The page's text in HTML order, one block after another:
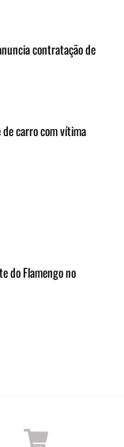
contratação de
carro com vítima
do Flamengo no
Whatsapp